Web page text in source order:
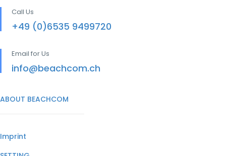
Call Us
+49 (0)6535 9499720
Email for Us
info@beachcom.ch
ABOUT BEACHCOM
Imprint